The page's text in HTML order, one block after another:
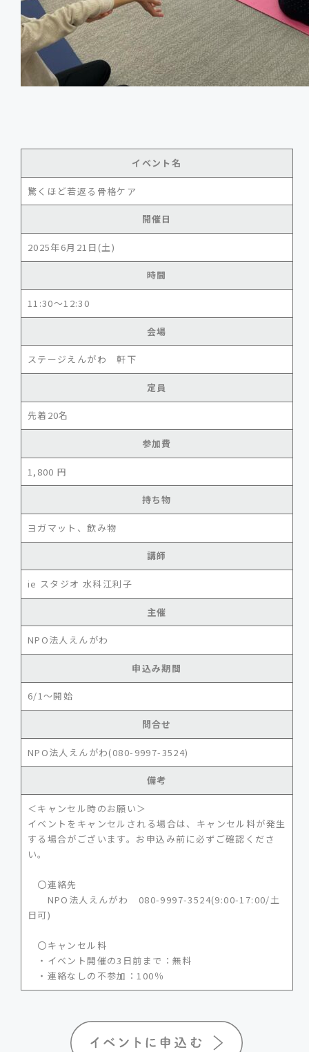
イベント名
驚くほど若返る骨格ケア
開催日
2025年6月21日(土)
時間
11:30～12:30
会場
ステージえんがわ 軒下
定員
先着20名
参加費
1,800 円
持ち物
ヨガマット、飲み物
講師
ie スタジオ 水科江利子
主催
NPO法人えんがわ
申込み期間
6/1～開始
問合せ
NPO法人えんがわ(080-9997-3524)
備考
＜キャンセル時のお願い＞
イベントをキャンセルされる場合は、キャンセル料が発生
する場合がございます。お申込み前に必ずご確認くださ
い。
〇連絡先
NPO法人えんがわ 080-9997-3524(9:00-17:00/土
日可)
〇キャンセル料
・イベント開催の3日前まで：無料
・連絡なしの不参加：100％